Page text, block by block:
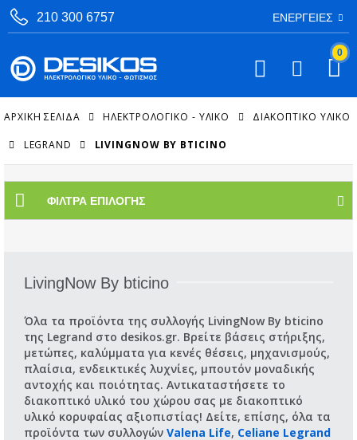
210 300 6757 ΕΝΈΡΓΕΙΕΣ
0
ΑΡΧΙΚΉ ΣΕΛΊΔΑ ΗΛΕΚΤΡΟΛΟΓΙΚΟ - ΥΛΙΚΟ ΔΙΑΚΟΠΤΙΚΌ ΥΛΙΚΌ
LEGRAND LIVINGNOW BY BTICINO
ΦΊΛΤΡΑ ΕΠΙΛΟΓΉΣ
LivingNow By bticino
Όλα τα προϊόντα της συλλογής LivingNow By bticino
της Legrand στο desikos.gr. Βρείτε βάσεις στήριξης,
μετώπες, καλύμματα για κενές θέσεις, μηχανισμούς,
πλαίσια, ενδεικτικές λυχνίες, μπουτόν μοναδικής
αντοχής και ποιότητας. Αντικαταστήσετε το
διακοπτικό υλικό του χώρου σας με διακοπτικό
υλικό κορυφαίας αξιοπιστίας! Δείτε, επίσης, όλα τα
προϊόντα των συλλογών Valena Life, Celiane Legrand